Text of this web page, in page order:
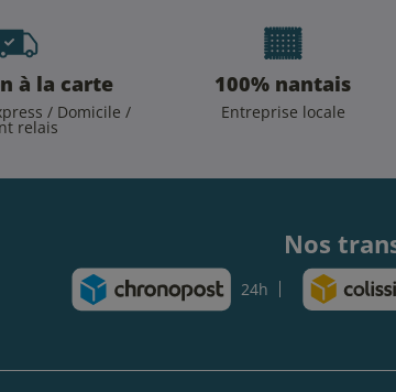
à la carte
/ Domicile /
relais
100% nantais
Entreprise locale
Nos
24h